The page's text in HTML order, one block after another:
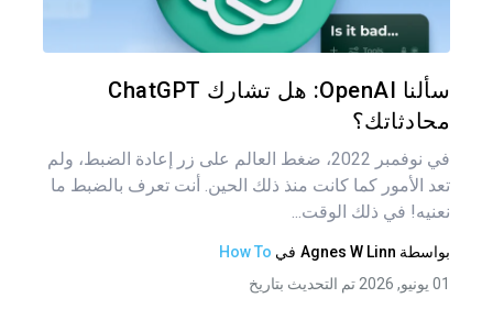
سألنا OpenAI: هل تشارك ChatGPT
محادثاتك؟
في نوفمبر 2022، ضغط العالم على زر إعادة الضبط، ولم
تعد الأمور كما كانت منذ ذلك الحين. أنت تعرف بالضبط ما
نعنيه! في ذلك الوقت...
بواسطة Agnes W Linn في How To
01 يونيو, 2026 تم التحديث بتاريخ